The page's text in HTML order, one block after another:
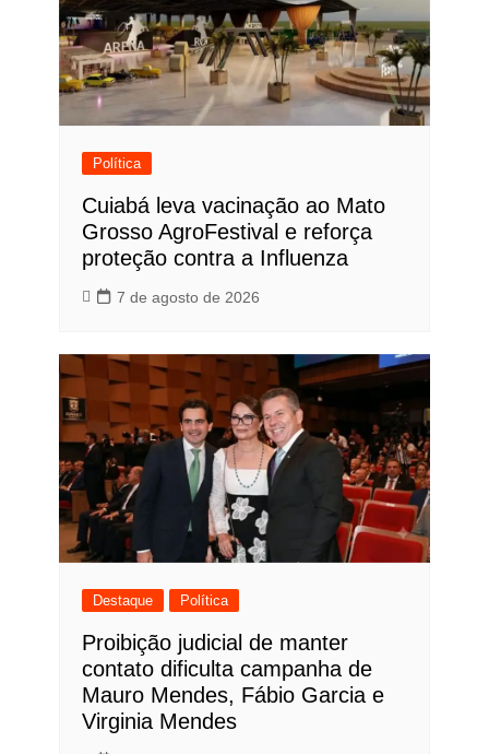
Política
Cuiabá leva vacinação ao Mato
Grosso AgroFestival e reforça
proteção contra a Influenza
7 de agosto de 2026
Destaque Política
Proibição judicial de manter
contato dificulta campanha de
Mauro Mendes, Fábio Garcia e
Virginia Mendes